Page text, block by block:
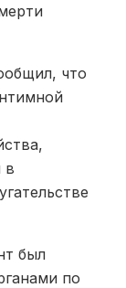
что
в
был
по